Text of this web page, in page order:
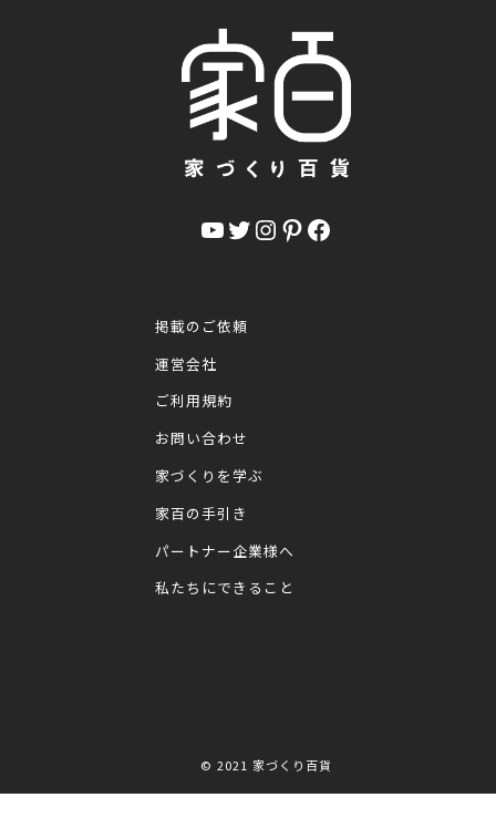
YouTube Twitter InstagramPinterest Facebook
掲載のご依頼
運営会社
ご利用規約
お問い合わせ
家づくりを学ぶ
家百の手引き
パートナー企業様へ
私たちにできること
© 2021 家づくり百貨